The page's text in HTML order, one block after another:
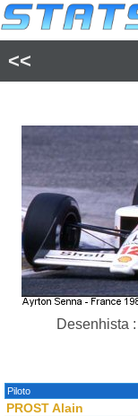
<<
Desenhista :
Piloto
PROST Alain